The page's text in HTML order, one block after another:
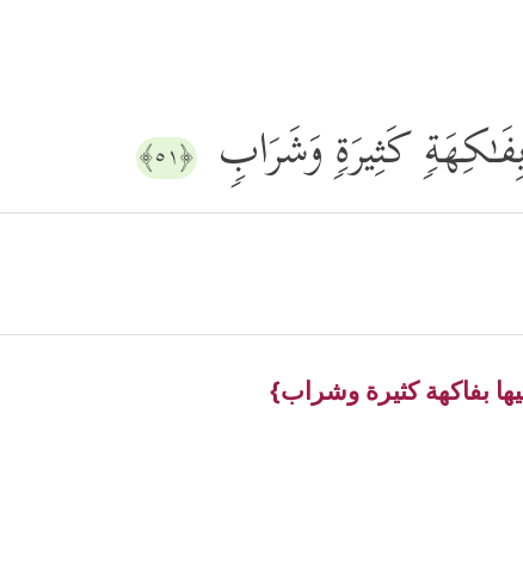
كَثِیرَةࣲ وَشَرَابࣲ ﴿٥١﴾
بفاكهة كثيرة وشراب}